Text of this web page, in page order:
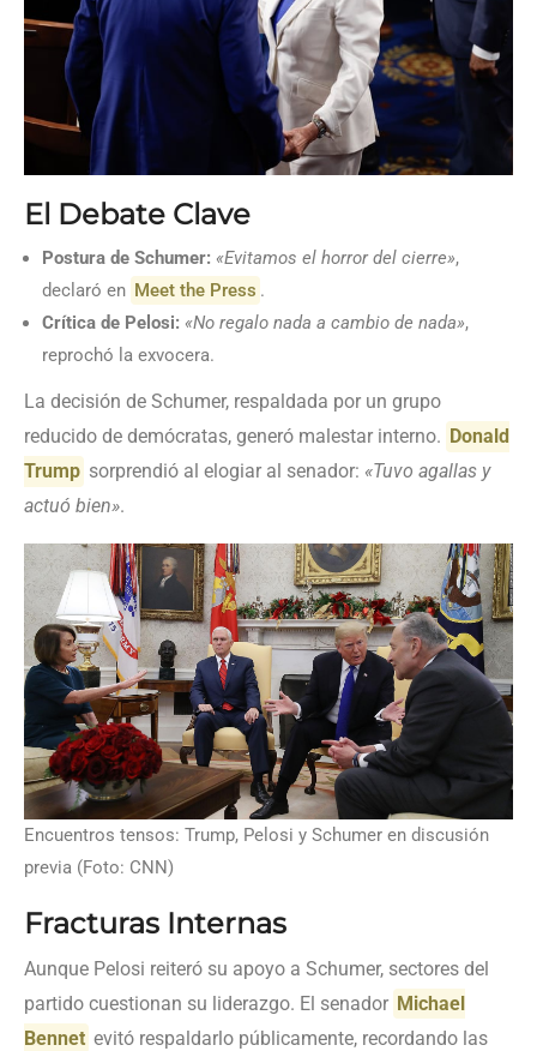
El Debate Clave
Postura de Schumer: «Evitamos el horror del cierre»,
declaró en Meet the Press .
Crítica de Pelosi: «No regalo nada a cambio de nada»,
reprochó la exvocera.
La decisión de Schumer, respaldada por un grupo
reducido de demócratas, generó malestar interno. Donald
Trump sorprendió al elogiar al senador: «Tuvo agallas y
actuó bien».
Encuentros tensos: Trump, Pelosi y Schumer en discusión
previa (Foto: CNN)
Fracturas Internas
Aunque Pelosi reiteró su apoyo a Schumer, sectores del
partido cuestionan su liderazgo. El senador Michael
Bennet evitó respaldarlo públicamente, recordando las